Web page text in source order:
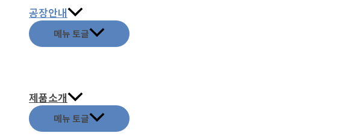
공장안내
메뉴 토글
제품소개
메뉴 토글